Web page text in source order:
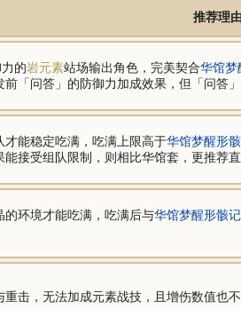
推荐理
的岩元素站场输出角色，完美契合华馆梦
「问答」的防御力加成效果，但「问答
能稳定吃满，吃满上限高于华馆梦醒形
接受组队限制，则相比华馆套，更推荐
环境才能吃满，吃满后与华馆梦醒形骸记
重击，无法加成元素战技，且增伤数值也